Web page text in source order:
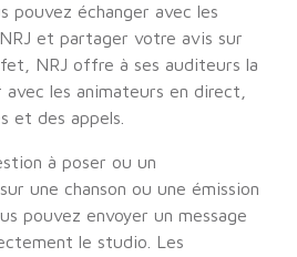
pouvez échanger avec les
et partager votre avis sur
NRJ offre à ses auditeurs la
les animateurs en direct,
et des appels.
à poser ou un
une chanson ou une émission
pouvez envoyer un message
le studio. Les